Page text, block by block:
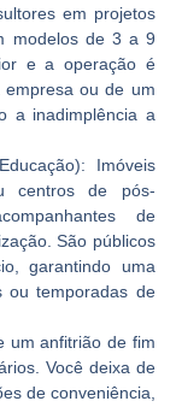
em projetos
modelos de 3 a 9
e a operação é
empresa ou de um
a inadimplência a
Imóveis
centros de pós-
de
São públicos
garantindo uma
ou temporadas de
um anfitrião de fim
Você deixa de
de conveniência,